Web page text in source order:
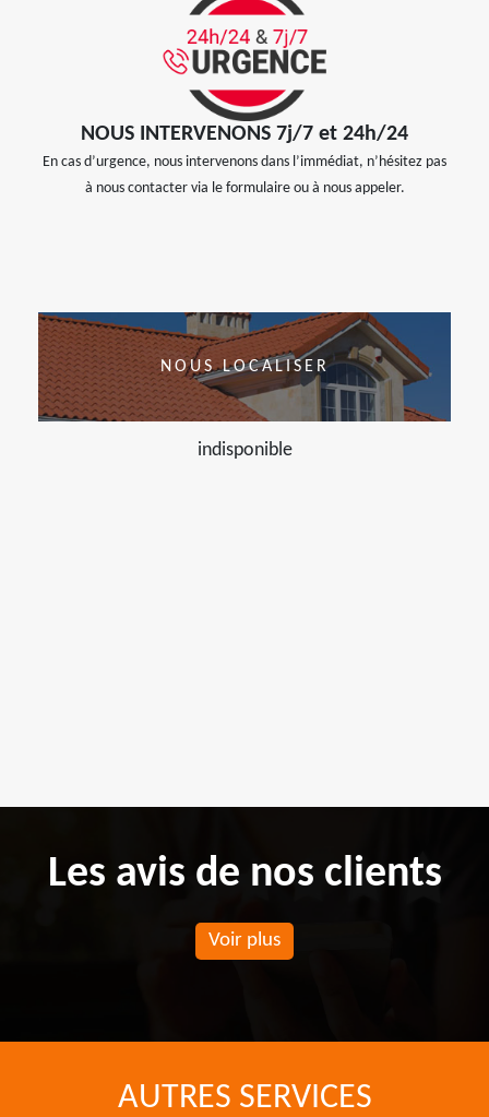
NOUS INTERVENONS 7j/7 et 24h/24
En cas d’urgence, nous intervenons dans l’immédiat, n’hésitez pas
à nous contacter via le formulaire ou à nous appeler.
NOUS LOCALISER
indisponible
Les avis de nos clients
Voir plus
AUTRES SERVICES